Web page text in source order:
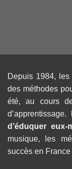
Depuis 1984,
des méthodes
été, au cours
d’apprentissage.
d’éduquer
musique, les
succès en